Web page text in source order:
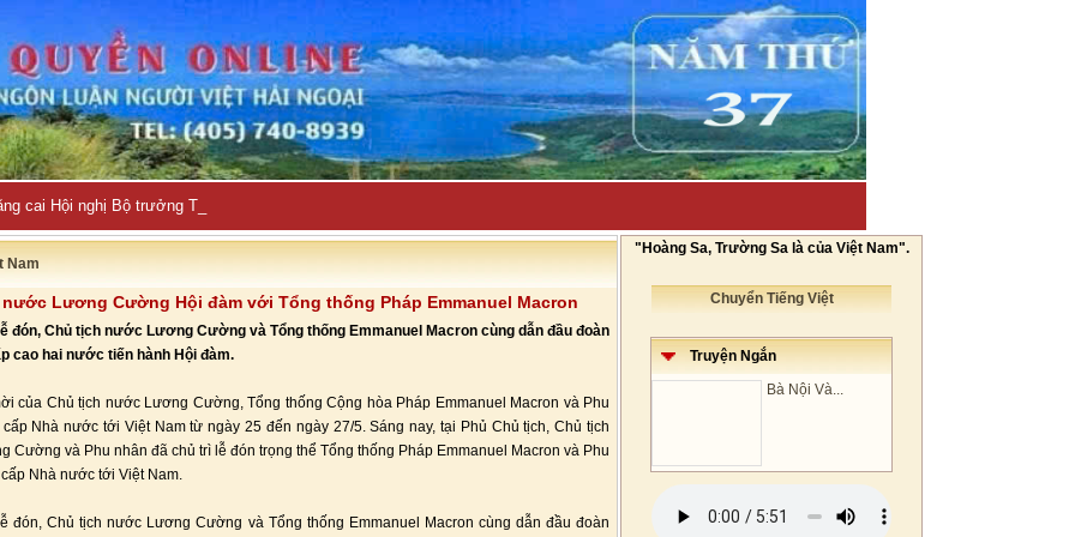
cai Hội nghị Bộ trưởng Tài chính APEC 2027
Nam
Lương Cường Hội đàm với Tổng thống Pháp Emmanuel Macron
đón, Chủ tịch nước Lương Cường và Tổng thống Emmanuel Macron cùng dẫn đầu đoàn
cao hai nước tiến hành Hội đàm.
của Chủ tịch nước Lương Cường, Tổng thống Cộng hòa Pháp Emmanuel Macron và Phu
Nhà nước tới Việt Nam từ ngày 25 đến ngày 27/5. Sáng nay, tại Phủ Chủ tịch, Chủ tịch
Cường và Phu nhân đã chủ trì lễ đón trọng thể Tổng thống Pháp Emmanuel Macron và Phu
Nhà nước tới Việt Nam.
đón, Chủ tịch nước Lương Cường và Tổng thống Emmanuel Macron cùng dẫn đầu đoàn
"Hoàng Sa, Trường Sa là của Việt Nam".
Chuyển Tiếng Việt
Truyện Ngắn
Bà Nội Và...